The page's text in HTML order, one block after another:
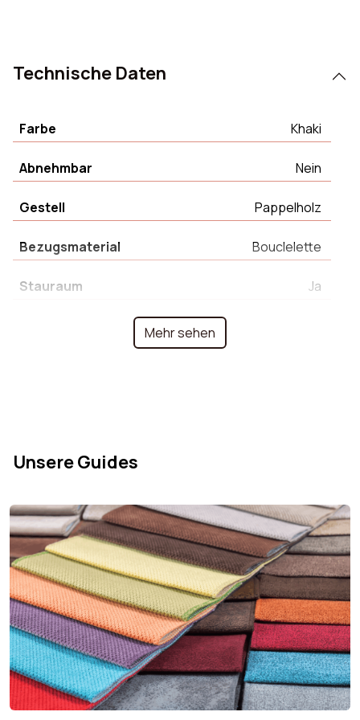
Technische Daten
Farbe Khaki
Abnehmbar Nein
Gestell Pappelholz
Bezugsmaterial Bouclelette
Stauraum Ja
Produkttyp Bank
Stil Modern
Farbe der Füße Schwarz
Produktgewicht 11 kg
Länge 101 cm
Mehr sehen
Unsere Guides